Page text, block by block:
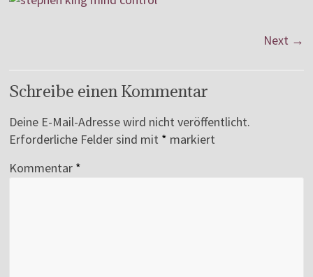
Next →
Schreibe einen Kommentar
Deine E-Mail-Adresse wird nicht veröffentlicht.
Erforderliche Felder sind mit * markiert
Kommentar *